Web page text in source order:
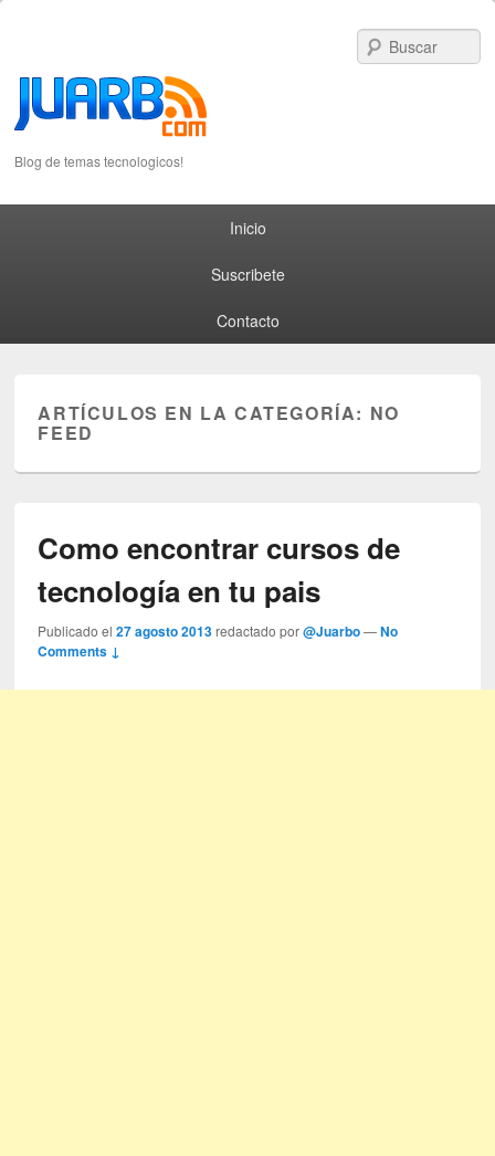
Blog de temas tecnologicos!
Inicio
Suscribete
Contacto
ARTÍCULOS EN LA CATEGORÍA: NO
FEED
Como encontrar cursos de
tecnología en tu pais
Publicado el27 agosto 2013 redactado por@Juarbo —No
Comments ↓